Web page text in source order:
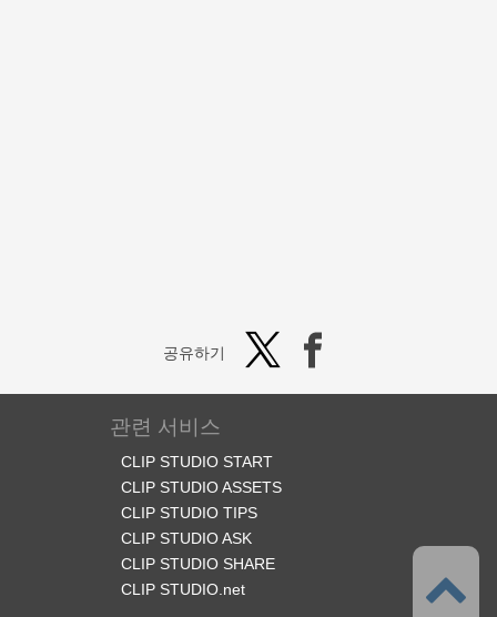
공유하기
관련 서비스
CLIP STUDIO START
CLIP STUDIO ASSETS
CLIP STUDIO TIPS
CLIP STUDIO ASK
CLIP STUDIO SHARE
CLIP STUDIO.net